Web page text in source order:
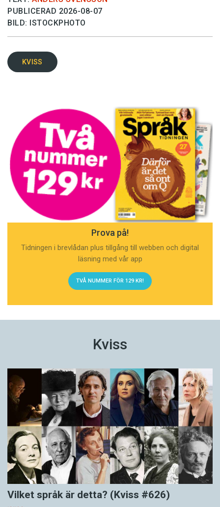
PUBLICERAD 2026-08-07
BILD: ISTOCKPHOTO
KVISS
Prova på!
Tidningen i brevlådan plus tillgång till webben och digital
läsning med vår app
TVÅ NUMMER FÖR 129 KR!
Kviss
Vilket språk är detta? (Kviss #626)